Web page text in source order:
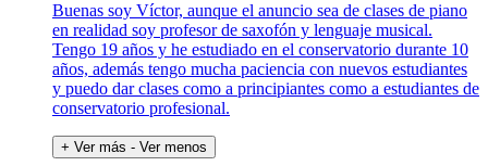
Buenas soy Víctor, aunque el anuncio sea de clases de piano
en realidad soy profesor de saxofón y lenguaje musical.
Tengo 19 años y he estudiado en el conservatorio durante 10
años, además tengo mucha paciencia con nuevos estudiantes
y puedo dar clases como a principiantes como a estudiantes de
conservatorio profesional.
+ Ver más - Ver menos